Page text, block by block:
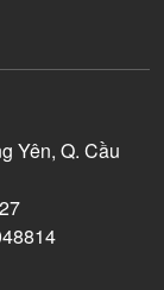
Yên, Q. Cầu